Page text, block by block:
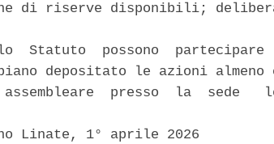
di riserve disponibili;
Statuto  possono  partecipare
depositato le azioni almeno
presso  la  sede
Linate, 1° aprile 2026